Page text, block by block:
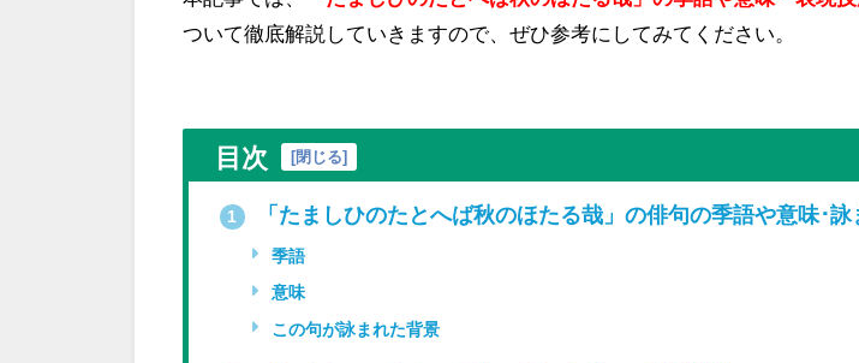
ついて徹底解説していきますので、ぜひ参考にしてみてください。
目次 [閉じる]
1 「たましひのたとへば秋のほたる哉」の俳句の季語や意味･詠
季語
意味
この句が詠まれた背景